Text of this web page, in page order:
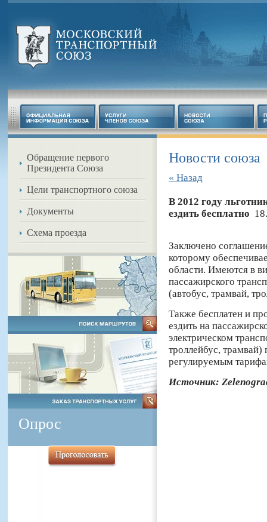
Обращение первого
Президента Союза
Цели транспортного союза
Документы
Схема проезда
Опрос
Новости союза
« Назад
В 2012 году
ездить бесплатно
Заключено
которому
области. Имеются в
пассажирского
(автобус, трамвай,
Также бесплатен и
ездить на
электрическом
троллейбус,
регулируемым
Источник: